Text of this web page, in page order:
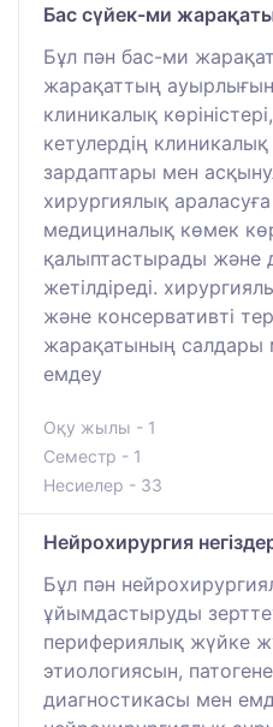
Бас сүйек-ми
Бұл пән бас-ми
жарақаттың
клиникалық
кетулердің клиникалық
зардаптары мен
хирургиялық
медициналық көмек
қалыптастырады және
жетілдіреді.
және консервативті
жарақатының салдары
емдеу
Оқу жылы - 1
Семестр - 1
Несиелер - 33
Нейрохирургия
Бұл пән
ұйымдастыруды
перифериялық жүйке
этиологиясын,
диагностикасы мен